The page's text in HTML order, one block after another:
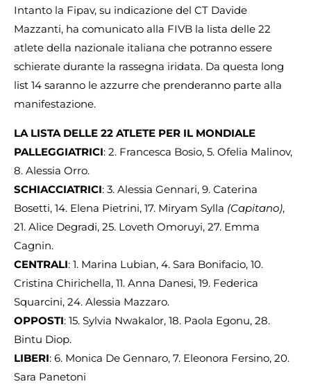
Intanto la Fipav, su indicazione del CT Davide
Mazzanti, ha comunicato alla FIVB la lista delle 22
atlete della nazionale italiana che potranno essere
schierate durante la rassegna iridata. Da questa long
list 14 saranno le azzurre che prenderanno parte alla
manifestazione.
LA LISTA DELLE 22 ATLETE PER IL MONDIALE
PALLEGGIATRICI: 2. Francesca Bosio, 5. Ofelia Malinov,
8. Alessia Orro.
SCHIACCIATRICI: 3. Alessia Gennari, 9. Caterina
Bosetti, 14. Elena Pietrini, 17. Miryam Sylla (Capitano),
21. Alice Degradi, 25. Loveth Omoruyi, 27. Emma
Cagnin.
CENTRALI: 1. Marina Lubian, 4. Sara Bonifacio, 10.
Cristina Chirichella, 11. Anna Danesi, 19. Federica
Squarcini, 24. Alessia Mazzaro.
OPPOSTI: 15. Sylvia Nwakalor, 18. Paola Egonu, 28.
Bintu Diop.
LIBERI: 6. Monica De Gennaro, 7. Eleonora Fersino, 20.
Sara Panetoni